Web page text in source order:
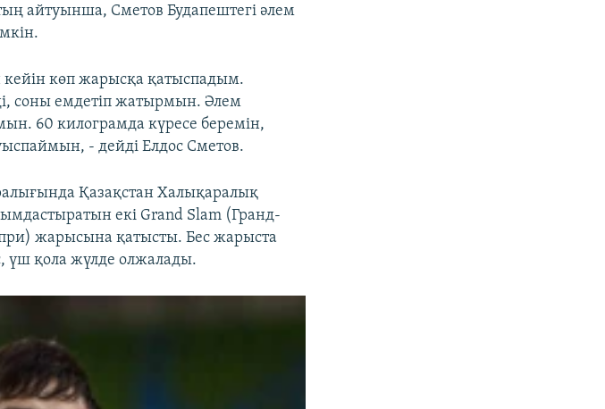
айтуынша, Сметов Будапештегі әлем
көп жарысқа қатыспадым.
соны емдетіп жатырмын. Әлем
60 килограмда күресе беремін,
- дейді Елдос Сметов.
Қазақстан Халықаралық
екі Grand Slam (Гранд-
жарысына қатысты. Бес жарыста
үш қола жүлде олжалады.